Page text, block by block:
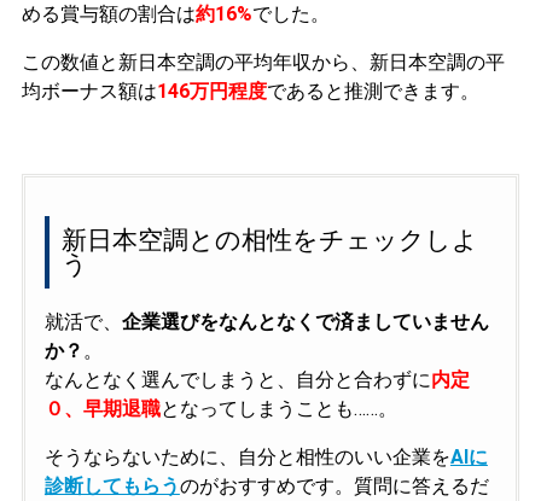
める賞与額の割合は約16%でした。
この数値と新日本空調の平均年収から、新日本空調の平
均ボーナス額は146万円程度であると推測できます。
新日本空調との相性をチェックしよ
う
就活で、 企業選びをなんとなくで済ましていません
か？ 。
なんとなく選んでしまうと、自分と合わずに内定
０、早期退職となってしまうことも……。
そうならないために、自分と相性のいい企業をAIに
診断してもらうのがおすすめです。質問に答えるだ